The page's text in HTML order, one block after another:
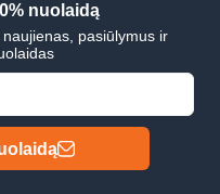
nuolaidą
pasiūlymus ir